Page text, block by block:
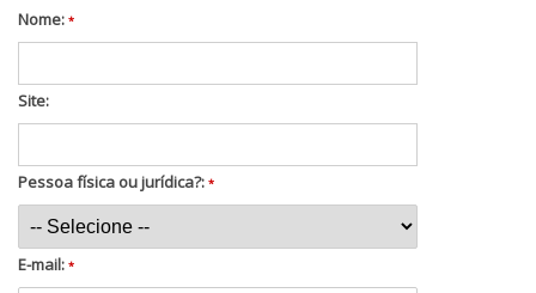
Nome: *
Site:
Pessoa física ou jurídica?: *
E-mail: *